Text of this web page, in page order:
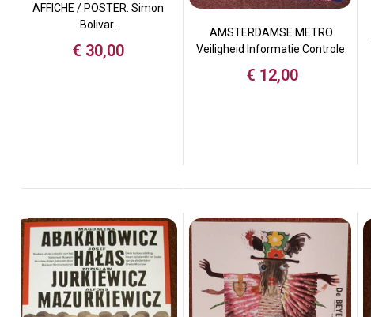
AFFICHE / POSTER. Simon
Bolivar.
€ 30,00
AMSTERDAMSE METRO.
Veiligheid Informatie Controle.
€ 12,00